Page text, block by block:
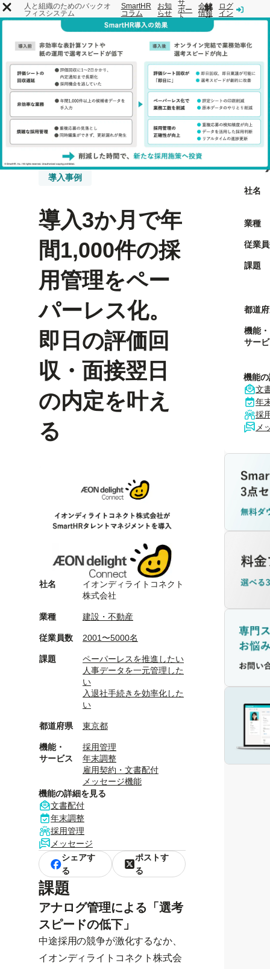
人と組織のためのバックオ
フィスシステム
SmartHR
コラム
お知
らせ
サ
ポー
ト
会社
情報
ログ
イン
SmartHR
とは
機
事
例
解
決
す
る
課
題
金
トップ 事例 導入3か月で年間1,000件の採用管理をペーパーレス化。即日
導入事例
導入3か月で年
間1,000件の採
用管理をペー
パーレス化。
即日の評価回
収・面接翌日
の内定を叶え
る
社名
イオンディライトコネクト
株式会社
業種 建設・不動産
従業員数 2001〜5000名
課題
ペーパーレスを推進したい
人事データを一元管理した
い
入退社手続きを効率化した
い
都道府県 東京都
機能・
サービス
採用管理
年末調整
雇用契約・文書配付
メッセージ機能
機能の詳細を見る
文書配付
年末調整
採用管理
メッセージ
シェアす
る
ポストす
る
課題
アナログ管理による「選考
スピードの低下」
中途採用の競争が激化するなか、
イオンディライトコネクト株式会
社名
業種
従業
課題
都道
機能・
サー
機能
文
年
採
メ